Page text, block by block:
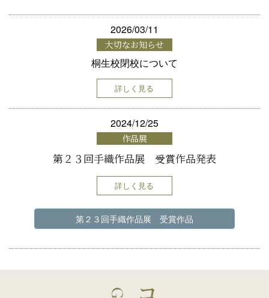
2026/03/11
大切なお知らせ
桐生校閉校について
詳しく見る
2024/12/25
作品展
第２３回手織作品展 受賞作品発表
詳しく見る
第２３回手織作品展 受賞作品